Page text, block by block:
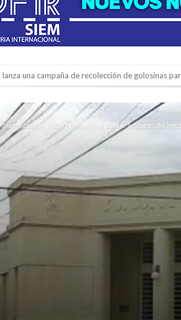
una campaña de recolección de golosinas
el SMN advierte por tormentas fuertes y ráfagas
De Benedictis aclara los mitos y analiza el
para la 5ª edición de la Expo Dose
Maldonado, el campeón juvenil de malambo de
preventivas ante posibles lluvias intensas
dictaron prisión preventiva para el acusado del